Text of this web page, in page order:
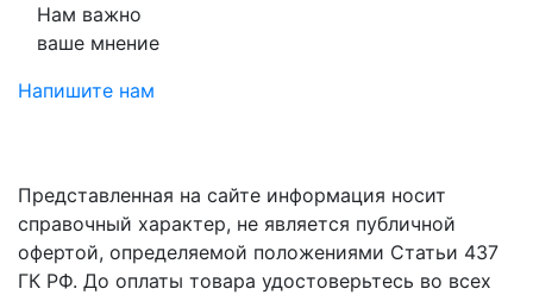
Нам важно
ваше мнение
Напишите нам
Представленная на сайте информация носит
справочный характер, не является публичной
офертой, определяемой положениями Статьи 437
ГК РФ. До оплаты товара удостоверьтесь во всех